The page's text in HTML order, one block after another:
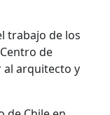
trabajo de los
de
al arquitecto y